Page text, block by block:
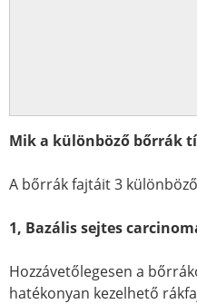
Mik a különböző bőrrák
A bőrrák fajtáit 3
1, Bazális sejtes
Hozzávetőlegesen a
hatékonyan kezelhető